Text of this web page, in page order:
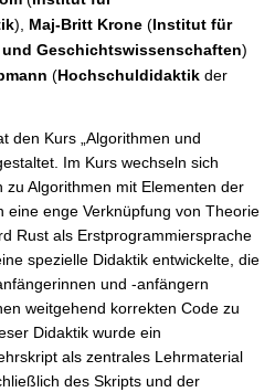
), Maj-Britt Krone (Institut für
Geschichtswissenschaften)
(Hochschuldidaktik der
den Kurs „Algorithmen und
Im Kurs wechseln sich
zu Algorithmen mit Elementen der
eine enge Verknüpfung von Theorie
Rust als Erstprogrammiersprache
spezielle Didaktik entwickelte, die
und -anfängern
weitgehend korrekten Code zu
Didaktik wurde ein
als zentrales Lehrmaterial
des Skripts und der